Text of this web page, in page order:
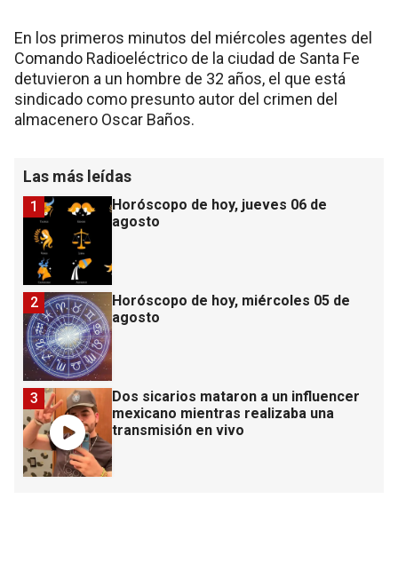
En los primeros minutos del miércoles agentes del
Comando Radioeléctrico de la ciudad de Santa Fe
detuvieron a un hombre de 32 años, el que está
sindicado como presunto autor del crimen del
almacenero Oscar Baños.
Las más leídas
Horóscopo de hoy, jueves 06 de
agosto
1
Horóscopo de hoy, miércoles 05 de
agosto
2
Dos sicarios mataron a un influencer
mexicano mientras realizaba una
transmisión en vivo
3